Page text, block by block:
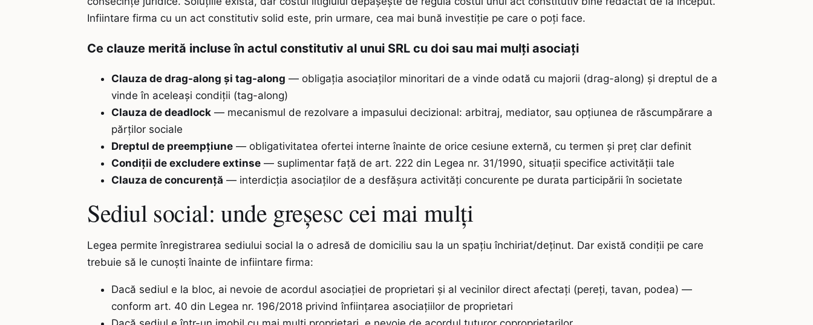
Infiintare firma cu un act constitutiv solid este, prin urmare, cea mai bună investiție pe care o poți face.
Ce clauze merită incluse în actul constitutiv al unui SRL cu doi sau mai mulți asociați
Clauza de drag-along și tag-along — obligația asociaților minoritari de a vinde odată cu majorii (drag-along) și dreptul de a
vinde în aceleași condiții (tag-along)
Clauza de deadlock — mecanismul de rezolvare a impasului decizional: arbitraj, mediator, sau opțiunea de răscumpărare a
părților sociale
Dreptul de preempțiune — obligativitatea ofertei interne înainte de orice cesiune externă, cu termen și preț clar definit
Condiții de excludere extinse — suplimentar față de art. 222 din Legea nr. 31/1990, situații specifice activității tale
Clauza de concurență — interdicția asociaților de a desfășura activități concurente pe durata participării în societate
Sediul social: unde greșesc cei mai mulți
Legea permite înregistrarea sediului social la o adresă de domiciliu sau la un spațiu închiriat/deținut. Dar există condiții pe care
trebuie să le cunoști înainte de infiintare firma:
Dacă sediul e la bloc, ai nevoie de acordul asociației de proprietari și al vecinilor direct afectați (pereți, tavan, podea) —
conform art. 40 din Legea nr. 196/2018 privind înființarea asociațiilor de proprietari
ARIE DE PRACTICĂ